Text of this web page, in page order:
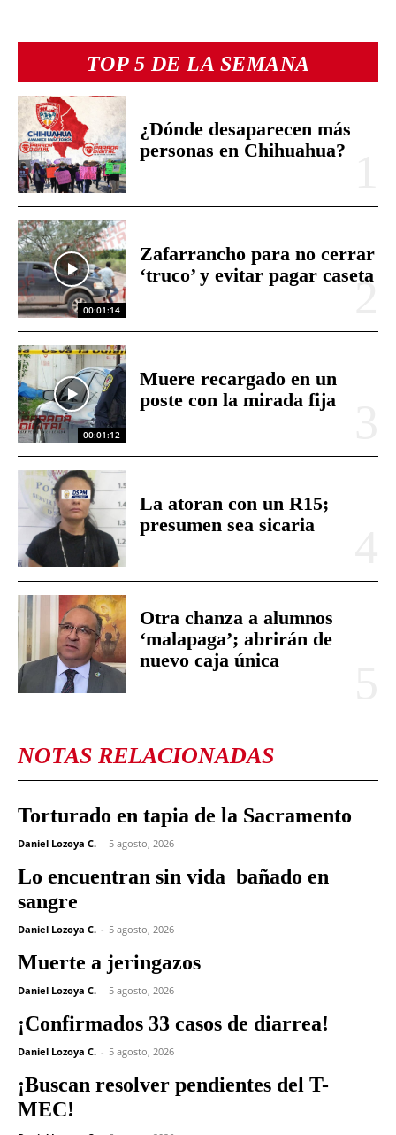
TOP 5 DE LA SEMANA
¿Dónde desaparecen más
personas en Chihuahua?
00:01:14
Zafarrancho para no cerrar
‘truco’ y evitar pagar caseta
00:01:12
Muere recargado en un
poste con la mirada fija
La atoran con un R15;
presumen sea sicaria
Otra chanza a alumnos
‘malapaga’; abrirán de
nuevo caja única
NOTAS RELACIONADAS
Torturado en tapia de la Sacramento
Daniel Lozoya C. - 5 agosto, 2026
Lo encuentran sin vida bañado en
sangre
Daniel Lozoya C. - 5 agosto, 2026
Muerte a jeringazos
Daniel Lozoya C. - 5 agosto, 2026
¡Confirmados 33 casos de diarrea!
Daniel Lozoya C. - 5 agosto, 2026
¡Buscan resolver pendientes del T-
MEC!